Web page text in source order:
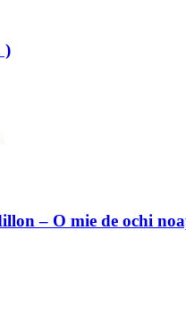
)
– O mie de ochi